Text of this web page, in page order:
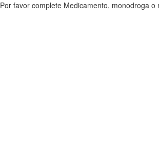
Por favor complete Medicamento, monodroga o